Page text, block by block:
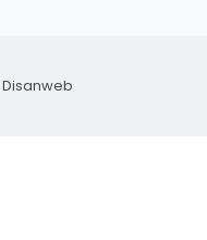
Disanweb